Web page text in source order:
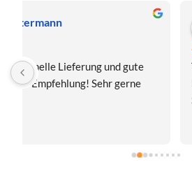
Toller Shop, Top Qualität. Aber
Hammer war der
Samstag geliefert! Mega, nur zu